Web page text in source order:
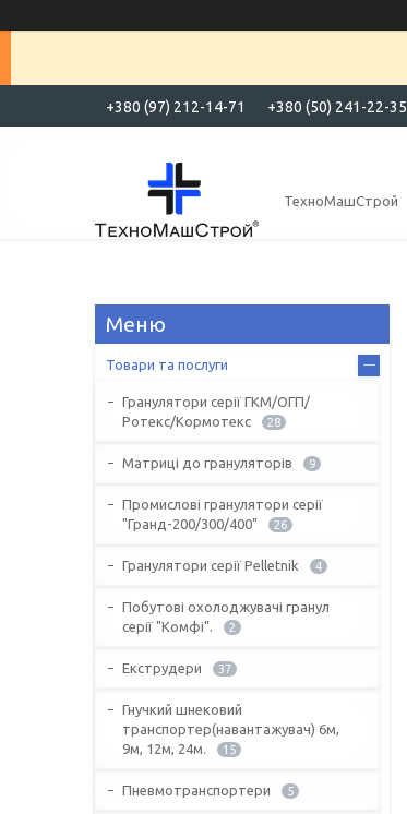
+380 (97) 212-14-71 +380 (50) 241-22-35
ТехноМашСтрой
Товари та послуги
Гранулятори серії ГКМ/ОГП/
Ротекс/Кормотекс
28
Матриці до грануляторів 9
Промислові гранулятори серії
"Гранд-200/300/400"
26
Гранулятори серії Pelletnik 4
Побутові охолоджувачі гранул
серії "Комфі".
2
Екструдери 37
Гнучкий шнековий
транспортер(навантажувач) 6м,
9м, 12м, 24м.
15
Пневмотранспортери 5